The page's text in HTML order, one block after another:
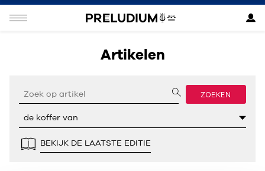
Artikelen
ZOEKEN
BEKIJK DE LAATSTE EDITIE